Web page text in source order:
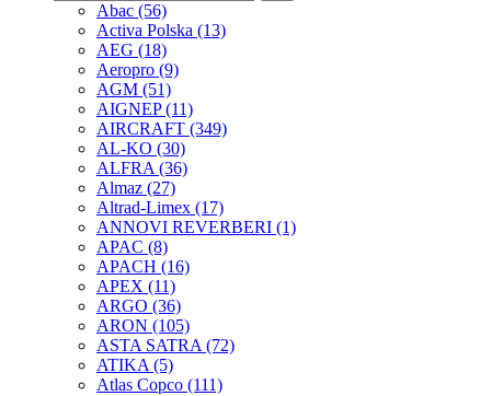
Abac (56)
Activa Polska (13)
AEG (18)
Aeropro (9)
AGM (51)
AIGNEP(11)
AIRCRAFT (349)
AL-KO (30)
ALFRA (36)
Almaz (27)
Altrad-Limex (17)
ANNOVI REVERBERI (1)
APAC (8)
APACH (16)
APEX (11)
ARGO (36)
ARON (105)
ASTA SATRA (72)
ATIKA (5)
Atlas Copco (111)